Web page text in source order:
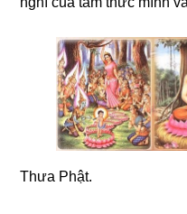
Thưa Phật.